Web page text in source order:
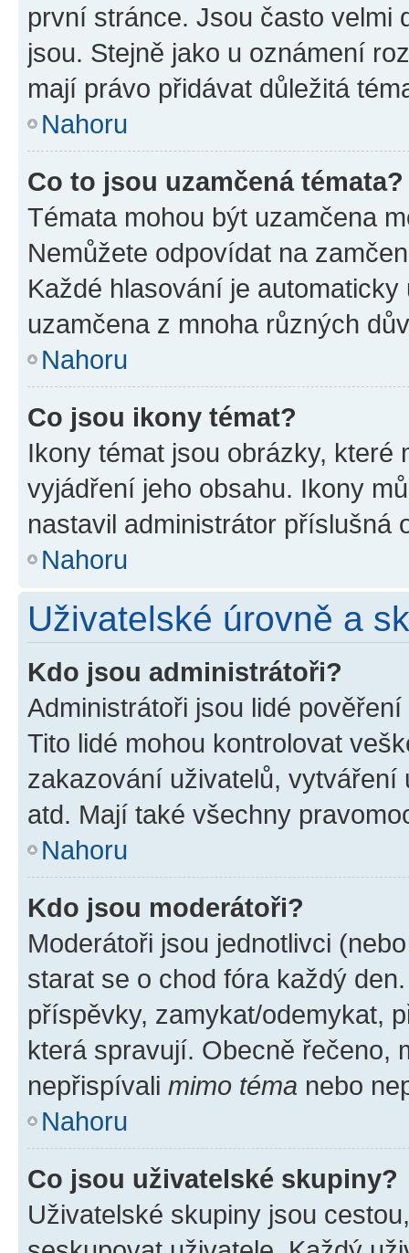
první stránce. Jsou často velmi
jsou. Stejně jako u oznámení
mají právo přidávat důležitá
Nahoru
Co to jsou uzamčená témata?
Témata mohou být uzamčena
Nemůžete odpovídat na
Každé hlasování je
uzamčena z mnoha různých
Nahoru
Co jsou ikony témat?
Ikony témat jsou obrázky,
vyjádření jeho obsahu. Ikony
nastavil administrátor příslušná
Nahoru
Uživatelské úrovně a
Kdo jsou administrátoři?
Administrátoři jsou lidé
Tito lidé mohou kontrolovat
zakazování uživatelů,
atd. Mají také všechny
Nahoru
Kdo jsou moderátoři?
Moderátoři jsou jednotlivci
starat se o chod fóra každý
příspěvky, zamykat/odemykat,
která spravují. Obecně řečeno,
nepřispívali mimo téma nebo
Nahoru
Co jsou uživatelské skupiny?
Uživatelské skupiny jsou